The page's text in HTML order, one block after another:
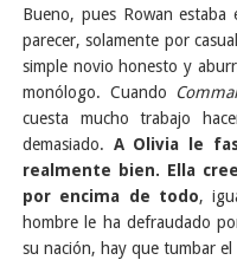
Bueno, pues Rowan estaba
parecer, solamente por
simple novio honesto y
monólogo. Cuando
cuesta mucho trabajo
demasiado. A Olivia le
realmente bien. Ella
por encima de todo,
hombre le ha defraudado
su nación, hay que tumbar